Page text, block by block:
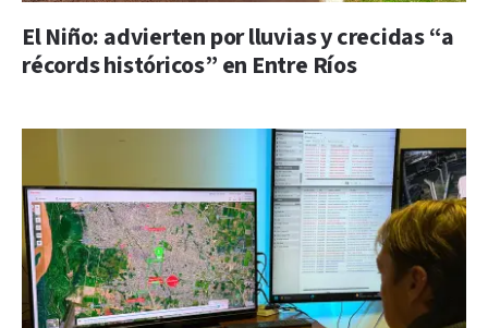
El Niño: advierten por lluvias y crecidas “a
récords históricos” en Entre Ríos